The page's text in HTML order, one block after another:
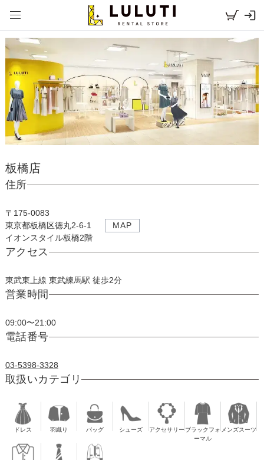
板橋店
住所
〒 175-0083
東京都板橋区徳丸2-6-1
イオンスタイル板橋2階
MAP
アクセス
東武東上線 東武練馬駅 徒歩2分
営業時間
09:00〜21:00
電話番号
03-5398-3328
取扱いカテゴリ
ドレス 羽織り バッグ シューズ アクセサリー ブラックフォ
ーマル
メンズスーツ